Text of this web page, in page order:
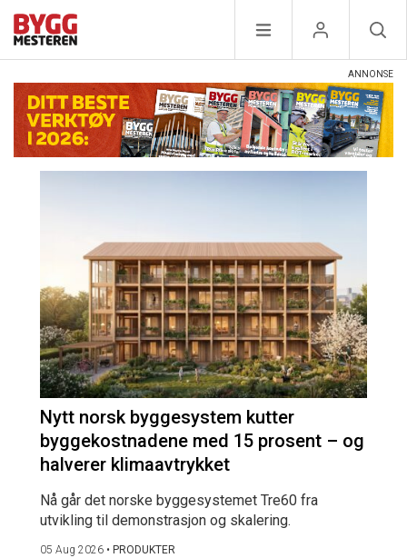
Nytt norsk byggesystem kutter
byggekostnadene med 15 prosent – og
halverer klimaavtrykket
Nå går det norske byggesystemet Tre60 fra
utvikling til demonstrasjon og skalering.
05 Aug 2026 • PRODUKTER